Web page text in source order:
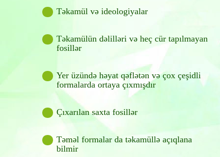
Təkamül və ideologiyalar
Təkamülün dəlilləri və heç cür tapılmayan
fosillər
Yer üzündə həyat qəflətən və çox çeşidli
formalarda ortaya çıxmışdır
Çıxarılan saxta fosillər
Təməl formalar da təkamüllə açıqlana
bilmir